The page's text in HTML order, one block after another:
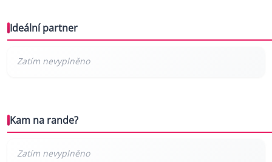
Ideální partner
Kam na rande?